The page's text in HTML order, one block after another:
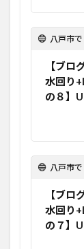
八戸市でリ
【ブロ
水回り
の８】
八戸市でリ
【ブロ
水回り
の７】